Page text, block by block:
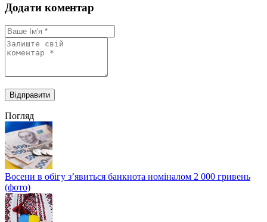
Додати коментар
Погляд
Восени в обігу з’явиться банкнота номіналом 2 000 гривень
(фото)